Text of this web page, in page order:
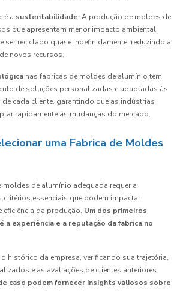
é a sustentabilidade. A produção de moldes de
que apresentam menor impacto ambiental,
reciclado quase indefinidamente, reduzindo a
novos recursos.
nas fabricas de moldes de alumínio tem
de soluções personalizadas e adaptadas às
cada cliente, garantindo que as indústrias
rapidamente às mudanças do mercado.
uma Fabrica de Moldes
moldes de alumínio adequada requer a
critérios essenciais que podem impactar
eficiência da produção. Um dos primeiros
a experiência e a reputação da fabrica no
histórico da empresa, verificando sua trajetória,
e as avaliações de clientes anteriores.
caso podem fornecer insights valiosos sobre